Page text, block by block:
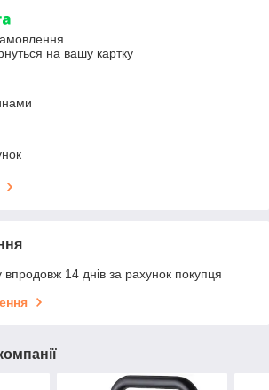
на вашу картку
14 днів за рахунок покупця